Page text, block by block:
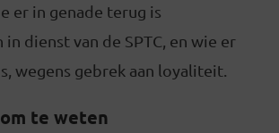
er in genade terug is
in dienst van de SPTC, en wie er
wegens gebrek aan loyaliteit.
te weten